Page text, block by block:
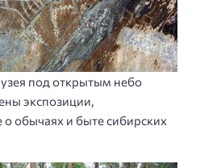
под открытым небо
экспозиции,
обычаях и быте сибирских